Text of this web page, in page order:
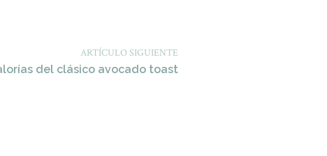
ARTÍCULO SIGUIENTE
del clásico avocado toast